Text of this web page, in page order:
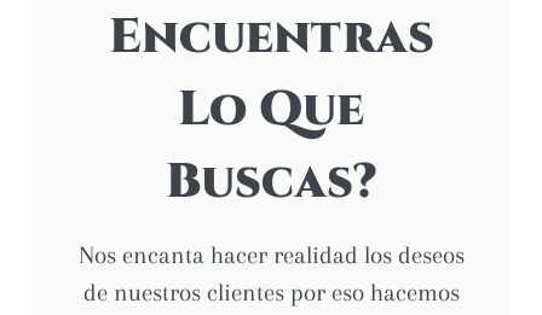
Encuentras
Lo Que
Buscas?
Nos encanta hacer realidad los deseos
de nuestros clientes por eso hacemos